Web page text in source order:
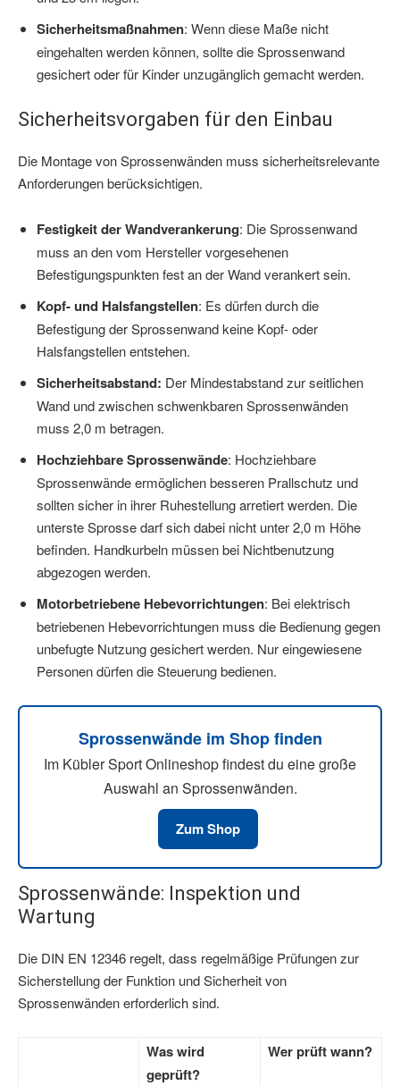
Sicherheitsmaßnahmen: Wenn diese Maße nicht
eingehalten werden können, sollte die Sprossenwand
gesichert oder für Kinder unzugänglich gemacht werden.
Sicherheitsvorgaben für den Einbau
Die Montage von Sprossenwänden muss sicherheitsrelevante
Anforderungen berücksichtigen.
Festigkeit der Wandverankerung: Die Sprossenwand
muss an den vom Hersteller vorgesehenen
Befestigungspunkten fest an der Wand verankert sein.
Kopf- und Halsfangstellen: Es dürfen durch die
Befestigung der Sprossenwand keine Kopf- oder
Halsfangstellen entstehen.
Sicherheitsabstand: Der Mindestabstand zur seitlichen
Wand und zwischen schwenkbaren Sprossenwänden
muss 2,0 m betragen.
Hochziehbare Sprossenwände: Hochziehbare
Sprossenwände ermöglichen besseren Prallschutz und
sollten sicher in ihrer Ruhestellung arretiert werden. Die
unterste Sprosse darf sich dabei nicht unter 2,0 m Höhe
befinden. Handkurbeln müssen bei Nichtbenutzung
abgezogen werden.
Motorbetriebene Hebevorrichtungen: Bei elektrisch
betriebenen Hebevorrichtungen muss die Bedienung gegen
unbefugte Nutzung gesichert werden. Nur eingewiesene
Personen dürfen die Steuerung bedienen.
Sprossenwände im Shop finden
Im Kübler Sport Onlineshop findest du eine große
Auswahl an Sprossenwänden.
Zum Shop
Sprossenwände: Inspektion und
Wartung
Die DIN EN 12346 regelt, dass regelmäßige Prüfungen zur
Sicherstellung der Funktion und Sicherheit von
Sprossenwänden erforderlich sind.
Was wird
geprüft?
Wer prüft wann?